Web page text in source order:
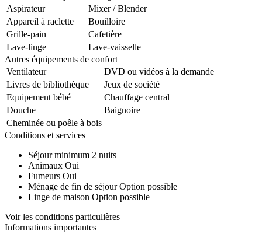
Aspirateur
Mixer / Blender
Appareil à raclette
Bouilloire
Grille-pain
Cafetière
Lave-linge
Lave-vaisselle
Autres équipements de confort
Ventilateur
DVD ou vidéos à la demande
Livres de bibliothèque
Jeux de société
Equipement bébé
Chauffage central
Douche
Baignoire
Cheminée ou poêle à bois
Conditions et services
Séjour minimum 2 nuits
Animaux Oui
Fumeurs Oui
Ménage de fin de séjour Option possible
Linge de maison Option possible
Voir les conditions particulières
Informations importantes